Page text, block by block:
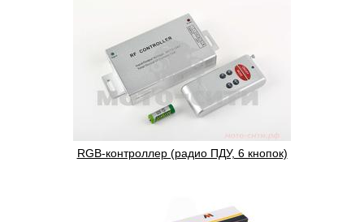
RGB-контроллер (радио ПДУ, 6 кнопок)